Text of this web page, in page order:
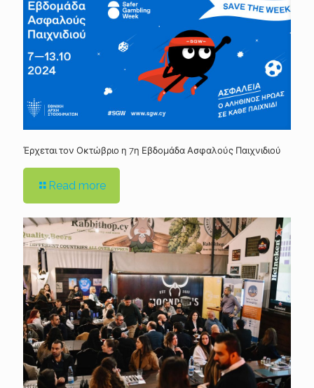
Έρχεται τον Οκτώβριο η 7η Εβδομάδα Ασφαλούς Παιχνιδιού
Read more